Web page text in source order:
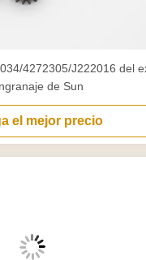
4272305/J222016 del
de Sun
el mejor precio